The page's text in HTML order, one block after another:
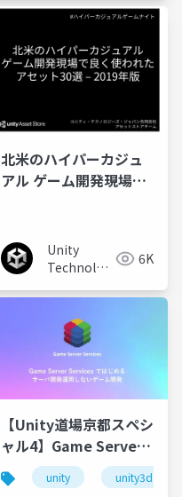
unity道場 unitydojo
北⽶のハイパーカジュ
アル ゲーム開発現場で
Unity
Technologies 6K
unity道場 unitydojo
【Unity道場京都スペシ
ャル4】Game Server
Services ではじめる サ
ーバー開発運用しない
unity unity3d